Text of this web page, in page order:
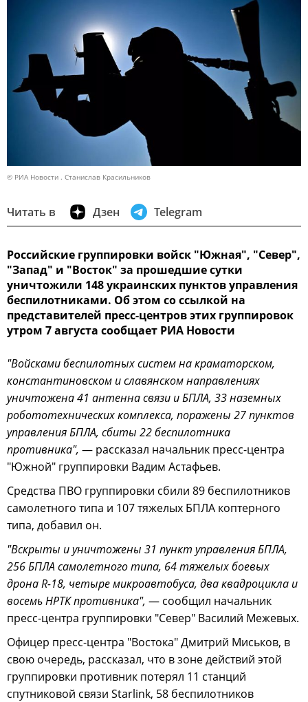
© РИА Новости . Станислав Красильников
Читать в Дзен Telegram
Российские группировки войск "Южная", "Север",
"Запад" и "Восток" за прошедшие сутки
уничтожили 148 украинских пунктов управления
беспилотниками. Об этом со ссылкой на
представителей пресс-центров этих группировок
утром 7 августа сообщает РИА Новости
"Войсками беспилотных систем на краматорском,
константиновском и славянском направлениях
уничтожена 41 антенна связи и БПЛА, 33 наземных
робототехнических комплекса, поражены 27 пунктов
управления БПЛА, сбиты 22 беспилотника
противника", — рассказал начальник пресс-центра
"Южной" группировки Вадим Астафьев.
Средства ПВО группировки сбили 89 беспилотников
самолетного типа и 107 тяжелых БПЛА коптерного
типа, добавил он.
"Вскрыты и уничтожены 31 пункт управления БПЛА,
256 БПЛА самолетного типа, 64 тяжелых боевых
дрона R-18, четыре микроавтобуса, два квадроцикла и
восемь НРТК противника", — сообщил начальник
пресс-центра группировки "Север" Василий Межевых.
Офицер пресс-центра "Востока" Дмитрий Миськов, в
свою очередь, рассказал, что в зоне действий этой
группировки противник потерял 11 станций
спутниковой связи Starlink, 58 беспилотников